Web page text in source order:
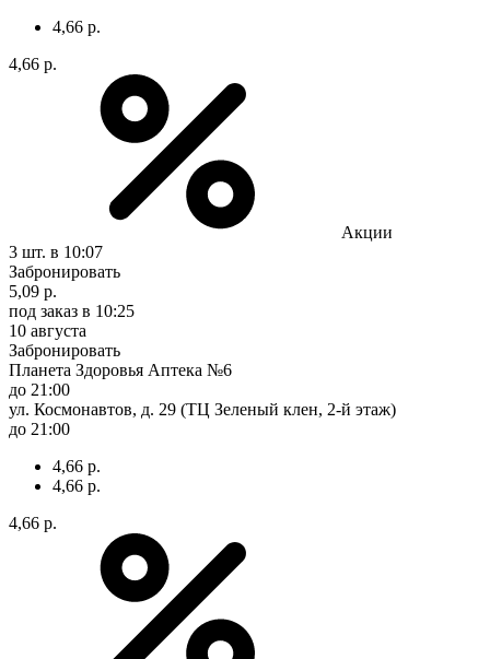
4,66 р.
4,66 р.
Акции
3 шт. в 10:07
Забронировать
5,09 р.
под заказ в 10:25
10 августа
Забронировать
Планета Здоровья Аптека №6
до 21:00
ул. Космонавтов, д. 29 (ТЦ Зеленый клен, 2-й этаж)
до 21:00
4,66 р.
4,66 р.
4,66 р.